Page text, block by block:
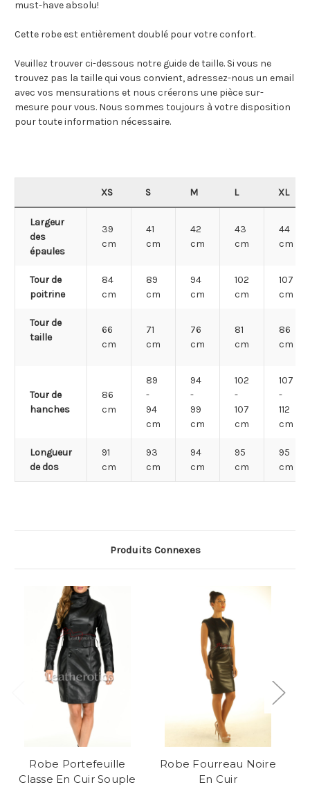
must-have absolu!
Cette robe est entièrement doublé pour votre confort.
Veuillez trouver ci-dessous notre guide de taille. Si vous ne
trouvez pas la taille qui vous convient, adressez-nous un email
avec vos mensurations et nous créerons une pièce sur-
mesure pour vous. Nous sommes toujours à votre disposition
pour toute information nécessaire.
XS S M L XL
Largeur
des
épaules
39
cm
41
cm
42
cm
43
cm
44
cm
Tour de
poitrine
84
cm
89
cm
94
cm
102
cm
107
cm
Tour de
taille
66
cm
71
cm
76
cm
81
cm
86
cm
Tour de
hanches
86
cm
89
-
94
cm
94
-
99
cm
102
-
107
cm
107
-
112
cm
Longueur
de dos
91
cm
93
cm
94
cm
95
cm
95
cm
Produits Connexes
Robe Portefeuille
Classe En Cuir Souple
Robe Fourreau Noire
En Cuir